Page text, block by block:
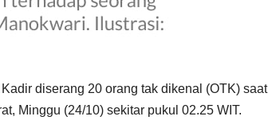
diserang 20 orang tak dikenal (OTK)
Minggu (24/10) sekitar pukul 02.25 WIT.